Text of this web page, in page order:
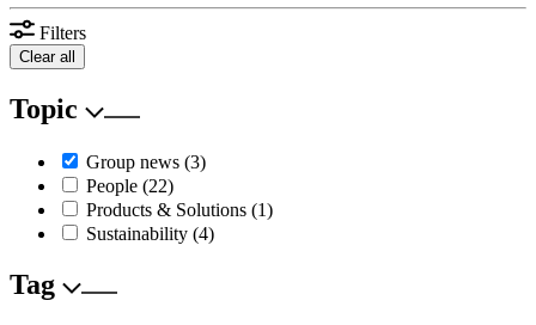
Filters
Clear all
Topic
Group news (3)
People (22)
Products & Solutions (1)
Sustainability (4)
Tag